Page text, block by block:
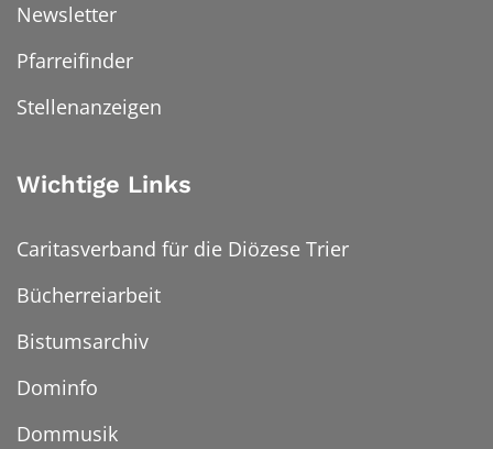
Newsletter
Pfarreifinder
Stellenanzeigen
Wichtige Links
Caritasverband für die Diözese Trier
Bücherreiarbeit
Bistumsarchiv
Dominfo
Dommusik